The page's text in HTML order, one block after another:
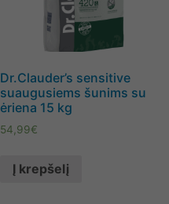
Dr.Clauder’s sensitive
suaugusiems šunims su
ėriena 15 kg
54,99€
Į krepšelį